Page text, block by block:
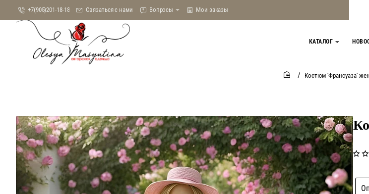
+7(905)201-18-18 Связаться с нами Вопросы Мои заказы
КАТАЛОГ
Костюм 'Франсуаза'